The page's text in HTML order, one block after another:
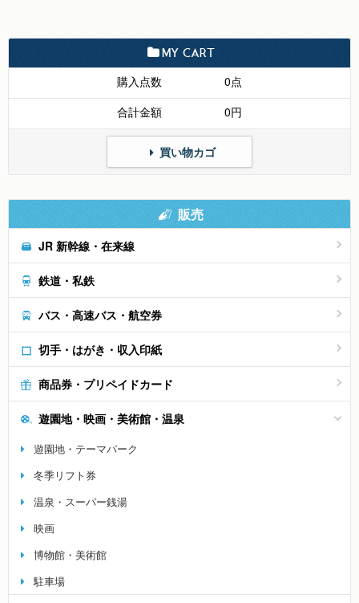
MY CART
購入点数
0点
合計金額
0円
買い物カゴ
販売
JR 新幹線・在来線
鉄道・私鉄
バス・高速バス・航空券
切手・はがき・収入印紙
商品券・プリペイドカード
遊園地・映画・美術館・温泉
遊園地・テーマパーク
冬季リフト券
温泉・スーパー銭湯
映画
博物館・美術館
駐車場